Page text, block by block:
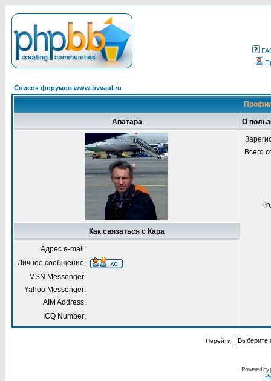
Список форумов www.bvvaul.ru
Аватара О
Всего
Как связаться с Кара
Адрес e-mail:
Личное сообщение:
MSN Messenger:
Yahoo Messenger:
AIM Address:
ICQ Number:
Перейти:
Powered by